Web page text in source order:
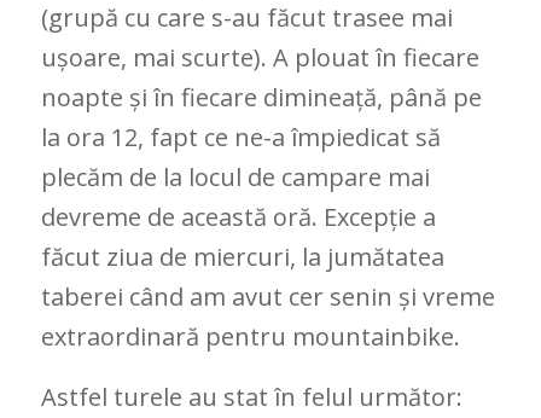
(grupă cu care s-au făcut trasee mai
ușoare, mai scurte). A plouat în fiecare
noapte și în fiecare dimineață, până pe
la ora 12, fapt ce ne-a împiedicat să
plecăm de la locul de campare mai
devreme de această oră. Excepție a
făcut ziua de miercuri, la jumătatea
taberei când am avut cer senin și vreme
extraordinară pentru mountainbike.
Astfel turele au stat în felul următor: